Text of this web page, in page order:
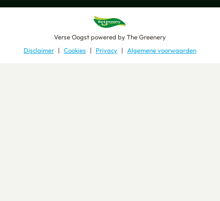
Verse Oogstpowered byThe Greenery
Disclaimer
Cookies Privacy Algemene voorwaarden